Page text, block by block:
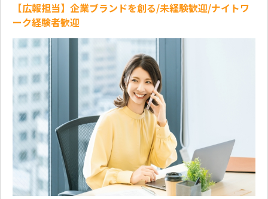
【広報担当】企業ブランドを創る/未経験歓迎/ナイトワ
ーク経験者歓迎